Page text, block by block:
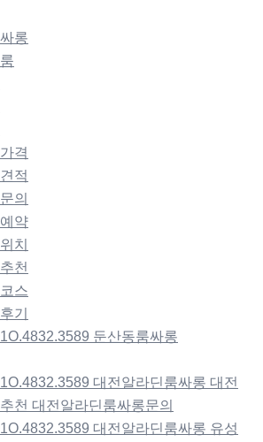
롱
격
적
의
약
치
천
스
기
둔산동룸싸롱
대전알라딘룸싸롱 대전
천 대전알라딘룸싸롱문의
대전알라딘룸싸롱 유성